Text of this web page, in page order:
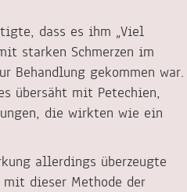
dass es ihm „Viel
starken Schmerzen im
Behandlung gekommen war.
übersäht mit Petechien,
die wirkten wie ein
allerdings überzeugte
dieser Methode der